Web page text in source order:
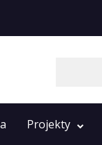
Projekty